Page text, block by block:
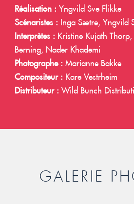
Réalisation : Yngvild Sve Flikke
Scénaristes : Inga Sætre, Yngvild
Interprètes : Kristine Kujath
Berning, Nader Khademi
Photographe : Marianne Bakke
Compositeur : Kare Vestrheim
Distributeur : Wild Bunch
GALERIE